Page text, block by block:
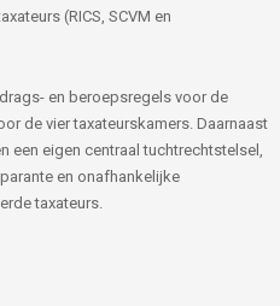
(RICS, SCVM en
en beroepsregels voor de
de vier taxateurskamers. Daarnaast
een eigen centraal tuchtrechtstelsel,
en onafhankelijke
taxateurs.